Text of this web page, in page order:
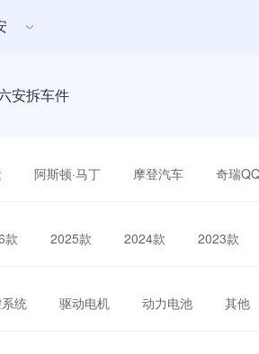
安拆车件
阿斯顿·马丁 摩登汽车 奇瑞
款 2025款 2024款 2023款
统 驱动电机 动力电池 其他